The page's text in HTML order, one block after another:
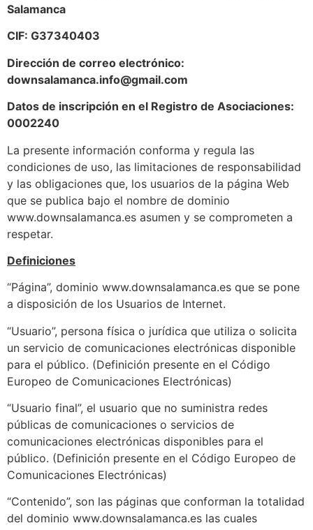
Salamanca
CIF: G37340403
Dirección de correo electrónico:
downsalamanca.info@gmail.com
Datos de inscripción en el Registro de Asociaciones:
0002240
La presente información conforma y regula las
condiciones de uso, las limitaciones de responsabilidad
y las obligaciones que, los usuarios de la página Web
que se publica bajo el nombre de dominio
www.downsalamanca.es asumen y se comprometen a
respetar.
Definiciones
“Página”, dominio www.downsalamanca.es que se pone
a disposición de los Usuarios de Internet.
“Usuario”, persona física o jurídica que utiliza o solicita
un servicio de comunicaciones electrónicas disponible
para el público. (Definición presente en el Código
Europeo de Comunicaciones Electrónicas)
“Usuario final”, el usuario que no suministra redes
públicas de comunicaciones o servicios de
comunicaciones electrónicas disponibles para el
público. (Definición presente en el Código Europeo de
Comunicaciones Electrónicas)
“Contenido”, son las páginas que conforman la totalidad
del dominio www.downsalamanca.es las cuales